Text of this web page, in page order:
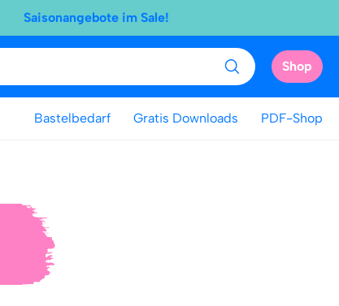
Saisonangebote im Sale!
Shop
Bastelbedarf Gratis Downloads PDF-Shop